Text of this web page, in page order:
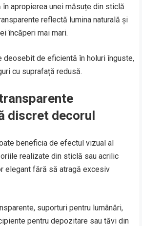
în apropierea unei măsuțe din sticlă
reflectă lumina naturală și
încăperi mai mari.
deosebit de eficientă în holuri înguste,
cu suprafață redusă.
discret decorul
beneficia de efectul vizual al
realizate din sticlă sau acrilic
elegant fără să atragă excesiv
suporturi pentru lumânări,
pentru depozitare sau tăvi din